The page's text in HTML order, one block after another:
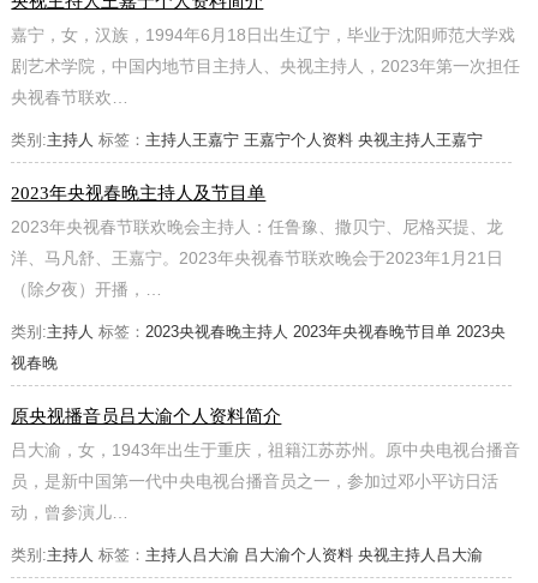
嘉宁，女，汉族，1994年6月18日出生辽宁，毕业于沈阳师范大学戏
剧艺术学院，中国内地节目主持人、央视主持人，2023年第一次担任
央视春节联欢…
类别:主持人 标签： 主持人王嘉宁 王嘉宁个人资料 央视主持人王嘉宁
2023年央视春晚主持人及节目单
2023年央视春节联欢晚会主持人：任鲁豫、撒贝宁、尼格买提、龙
洋、马凡舒、王嘉宁。2023年央视春节联欢晚会于2023年1月21日
（除夕夜）开播，…
类别:主持人 标签：2023央视春晚主持人 2023年央视春晚节目单 2023央
视春晚
原央视播音员吕大渝个人资料简介
吕大渝，女，1943年出生于重庆，祖籍江苏苏州。原中央电视台播音
员，是新中国第一代中央电视台播音员之一，参加过邓小平访日活
动，曾参演儿…
类别:主持人 标签： 主持人吕大渝 吕大渝个人资料 央视主持人吕大渝